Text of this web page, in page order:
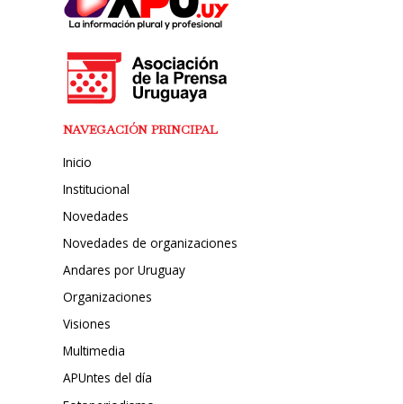
NAVEGACIÓN PRINCIPAL
Inicio
Institucional
Novedades
Novedades de organizaciones
Andares por Uruguay
Organizaciones
Visiones
Multimedia
APUntes del día